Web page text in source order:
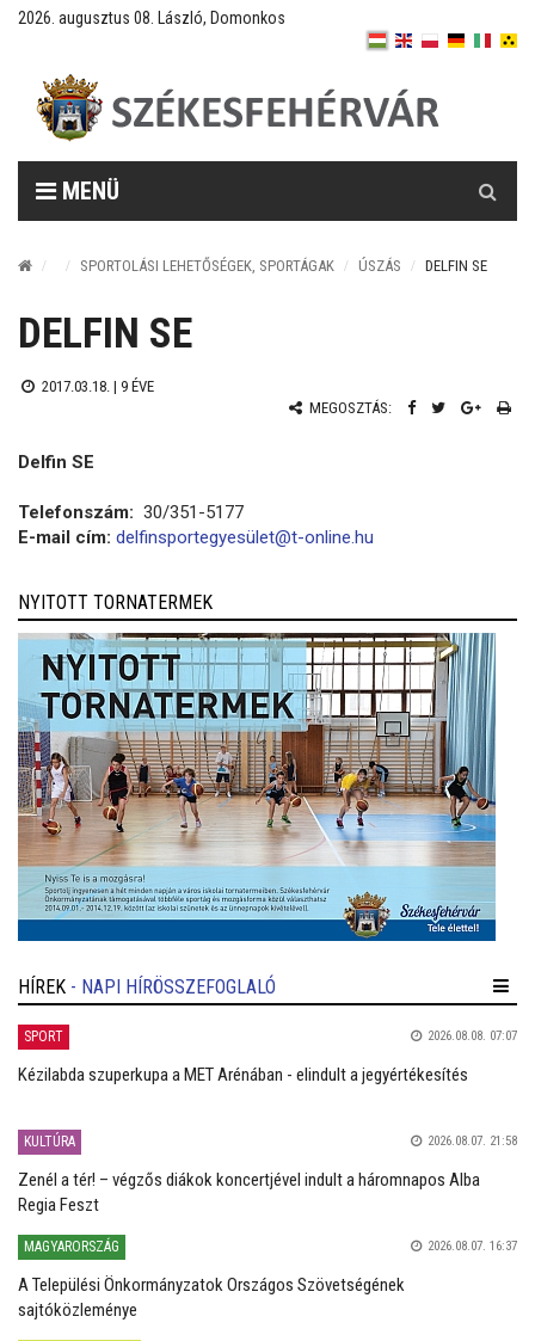
2026. augusztus 08. László, Domonkos
MENÜ
SPORTOLÁSI LEHETŐSÉGEK, SPORTÁGAK ÚSZÁS DELFIN SE
DELFIN SE
2017.03.18. | 9 ÉVE
MEGOSZTÁS:
Delfin SE
Telefonszám: 30/351-5177
E-mail cím: delfinsportegyesület@t-online.hu
NYITOTT TORNATERMEK
HÍREK - NAPI HÍRÖSSZEFOGLALÓ
SPORT 2026.08.08. 07:07
Kézilabda szuperkupa a MET Arénában - elindult a jegyértékesítés
KULTÚRA 2026.08.07. 21:58
Zenél a tér! – végzős diákok koncertjével indult a háromnapos Alba
Regia Feszt
MAGYARORSZÁG 2026.08.07. 16:37
A Települési Önkormányzatok Országos Szövetségének
sajtóközleménye